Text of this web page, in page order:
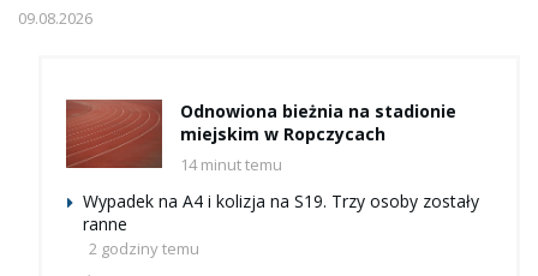
09.08.2026
Odnowiona bieżnia na stadionie
miejskim w Ropczycach
14 minut temu
Wypadek na A4 i kolizja na S19. Trzy osoby zostały
ranne
2 godziny temu